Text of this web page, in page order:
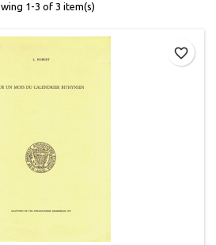
1-3 of 3 item(s)
favorite_border